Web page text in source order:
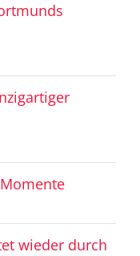
wieder durch